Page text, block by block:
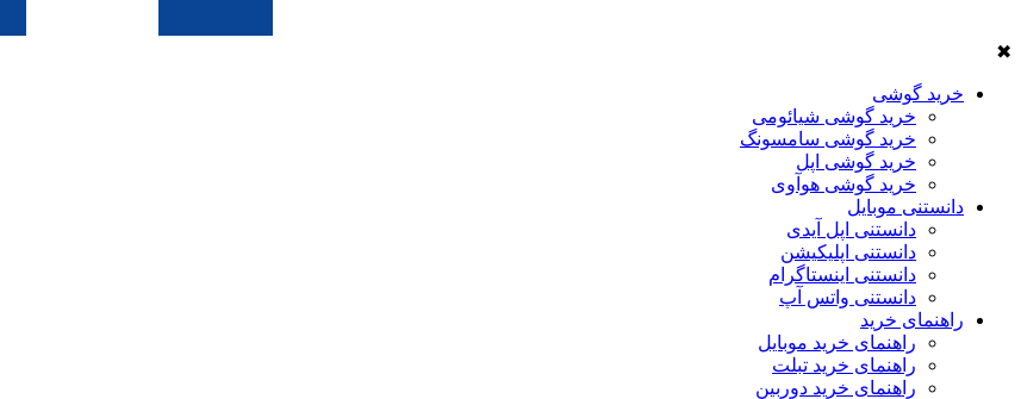
✖
خرید گوشی
خرید گوشی شیائومی
خرید گوشی سامسونگ
خرید گوشی اپل
خرید گوشی هوآوی
دانستنی موبایل
دانستنی اپل آیدی
دانستنی اپلیکیشن
دانستنی اینستاگرام
دانستنی واتس آپ
راهنمای خرید
راهنمای خرید موبایل
راهنمای خرید تبلت
راهنمای خرید دوربین